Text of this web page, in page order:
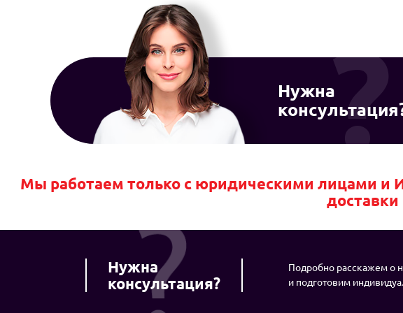
Нужна
Мы работаем только с юридическими лицами и
доставки
Нужна
консультация?
Подробно расскажем о
и подготовим